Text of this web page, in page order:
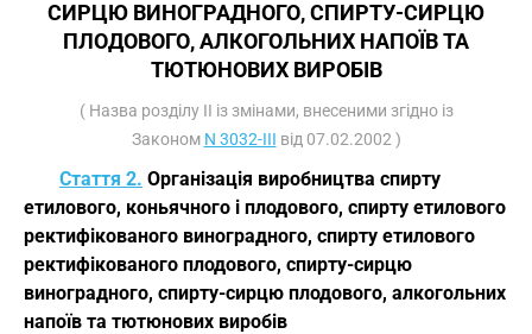
СИРЦЮ ВИНОГРАДНОГО, СПИРТУ-СИРЦЮ
ПЛОДОВОГО, АЛКОГОЛЬНИХ НАПОЇВ ТА
ТЮТЮНОВИХ ВИРОБІВ
( Назва розділу II із змінами, внесеними згідно із
Законом N 3032-III від 07.02.2002 )
Стаття 2. Організація виробництва спирту
етилового, коньячного і плодового, спирту етилового
ректифікованого виноградного, спирту етилового
ректифікованого плодового, спирту-сирцю
виноградного, спирту-сирцю плодового, алкогольних
напоїв та тютюнових виробів